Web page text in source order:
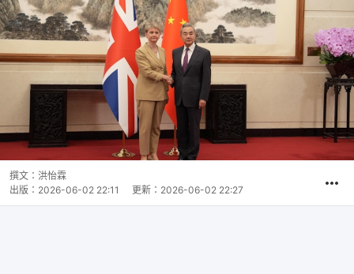
撰文： 洪怡霖
出版： 2026-06-02 22:11 更新： 2026-06-02 22:27